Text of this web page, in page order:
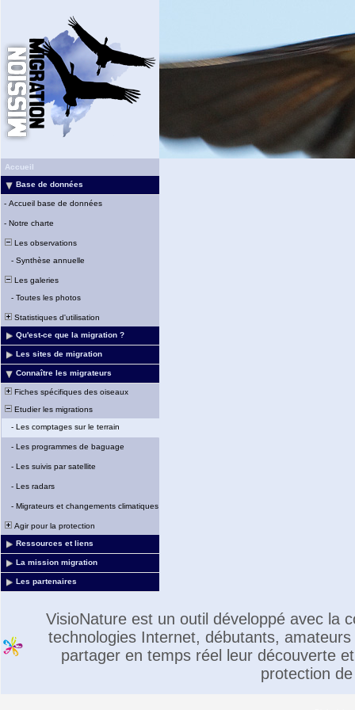
Accueil
Base de données
- Accueil base de données
- Notre charte
Les observations
- Synthèse annuelle
Les galeries
- Toutes les photos
Statistiques d'utilisation
Qu'est-ce que la migration ?
Les sites de migration
Connaître les migrateurs
Fiches spécifiques des oiseaux
Etudier les migrations
- Les comptages sur le terrain
- Les programmes de baguage
- Les suivis par satellite
- Les radars
- Migrateurs et changements climatiques
Agir pour la protection
Ressources et liens
La mission migration
Les partenaires
VisioNature est un outil développé avec la
technologies Internet, débutants,
partager en temps réel leur découverte
protection